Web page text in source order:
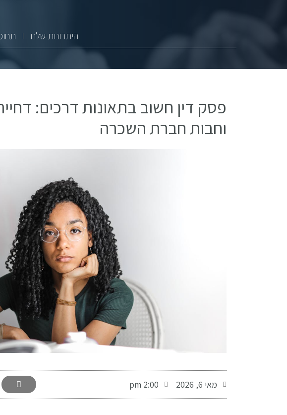
היתרונות שלנו
פסק דין חשוב בתאונות דרכים:
וחבות חברת השכרה
מאי 6, 2026 2:00 pm